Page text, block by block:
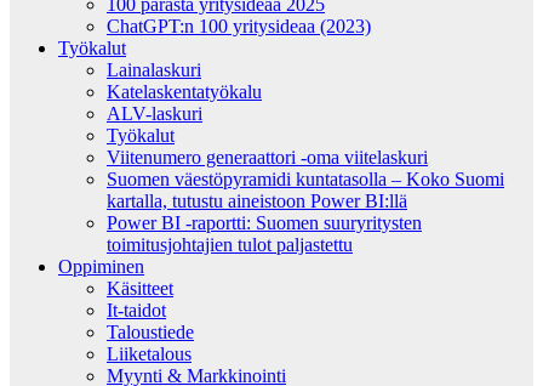
100 parasta yritysideaa 2025
ChatGPT:n 100 yritysideaa (2023)
Työkalut
Lainalaskuri
Katelaskentatyökalu
ALV-laskuri
Työkalut
Viitenumero generaattori -oma viitelaskuri
Suomen väestöpyramidi kuntatasolla – Koko Suomi
kartalla, tutustu aineistoon Power BI:llä
Power BI -raportti: Suomen suuryritysten
toimitusjohtajien tulot paljastettu
Oppiminen
Käsitteet
It-taidot
Taloustiede
Liiketalous
Myynti & Markkinointi